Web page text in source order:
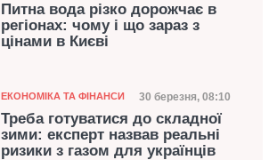
Питна вода різко дорожчає в
регіонах: чому і що зараз з
цінами в Києві
Категорія
ЕКОНОМІКА ТА ФІНАНСИ Дата публікації
30 березня, 08:10
Треба готуватися до складної
зими: експерт назвав реальні
ризики з газом для українців